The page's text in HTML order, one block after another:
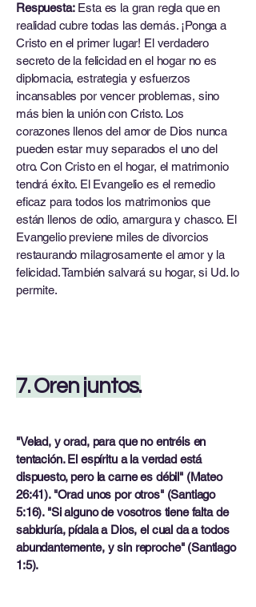
Respuesta:Esta es la gran regla que en
realidad cubre todas las demás. ¡Ponga a
Cristo en el primer lugar! El verdadero
secreto de la felicidad en el hogar no es
diplomacia, estrategia y esfuerzos
incansables por vencer problemas, sino
más bien la unión con Cristo. Los
corazones llenos del amor de Dios nunca
pueden estar muy separados el uno del
otro. Con Cristo en el hogar, el matrimonio
tendrá éxito. El Evangelio es el remedio
eficaz para todos los matrimonios que
están llenos de odio, amargura y chasco. El
Evangelio previene miles de divorcios
restaurando milagrosamente el amor y la
felicidad. También salvará su hogar, si Ud. lo
permite.
7. Oren juntos.
"Velad, y orad, para que no entréis en
tentación. El espíritu a la verdad está
dispuesto, pero la carne es débil" (Mateo
26:41). "Orad unos por otros" (Santiago
5:16). "Si alguno de vosotros tiene falta de
sabiduría, pídala a Dios, el cual da a todos
abundantemente, y sin reproche" (Santiago
1:5).